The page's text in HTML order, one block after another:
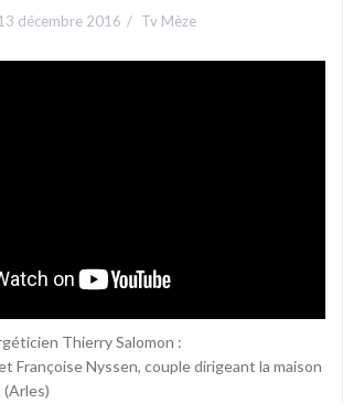
décembre 2016 Tv Mèze
Thierry Salomon :
Françoise Nyssen, couple dirigeant la maison
(Arles)